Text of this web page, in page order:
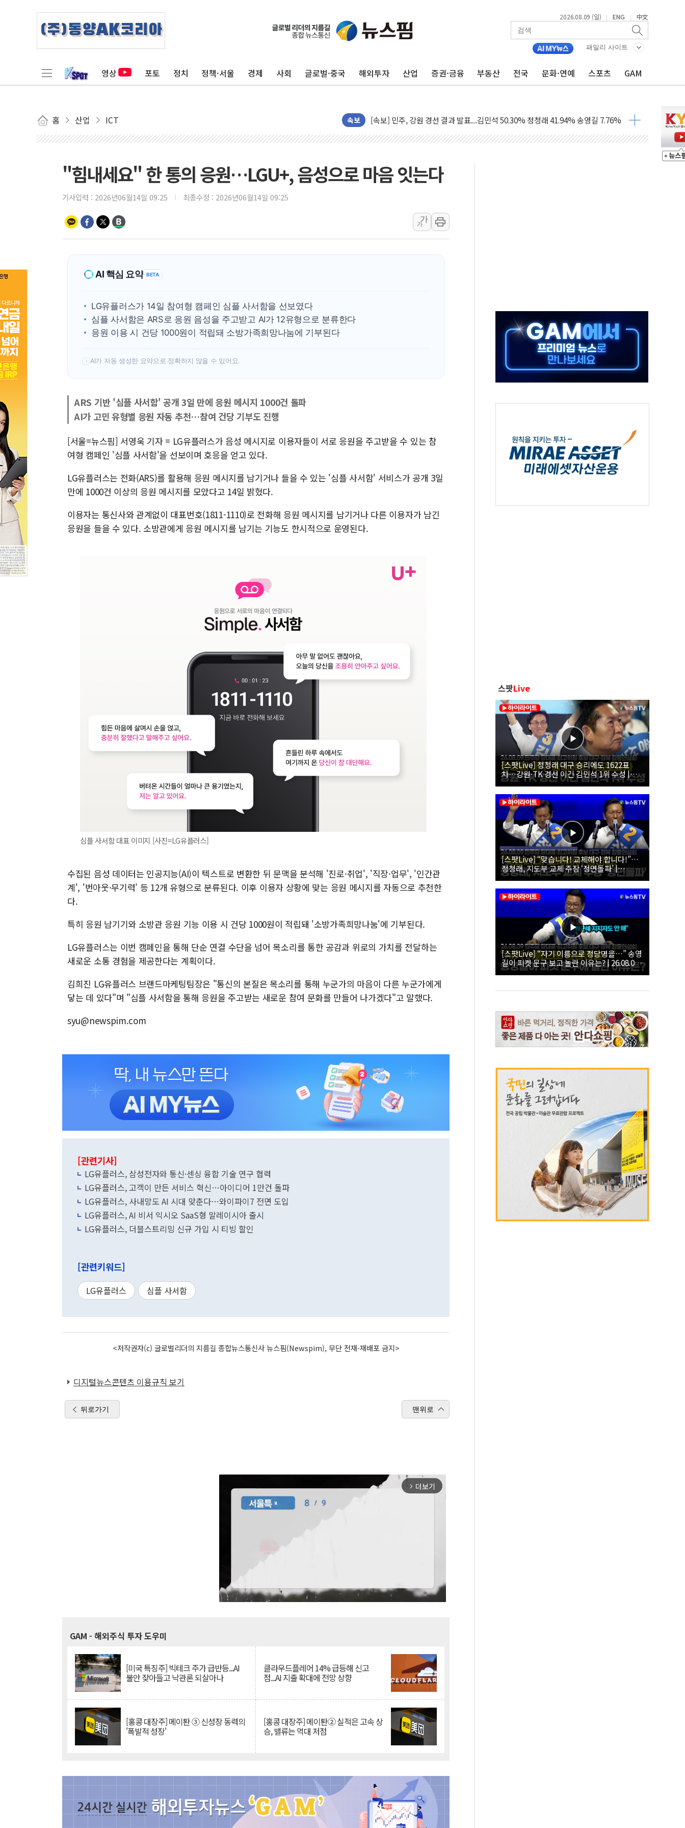
2026.08.09 (일) | ENG | 中文
패밀리 사이트
영상 포토 정치 정책·서울 경제 사회 글로벌·중국 해외투자 산업 증권·금융 부동산 전국 문화·연예 스포츠 GAM
홈 산업 ICT 속보
인천서 말다툼 중 어머니 살해 10대 구속…범행 후 반려견도 죽여
[속보] 민주, 강원·대구·경북 경선 결과...김민석 48.54% 정청래 44.40%
[속보] 민주, 경북 경선 결과 발표...김민석 47.37% 정청래 45.71% 송영길 6.92%
[속보] 민주, 강원 경선 결과 발표...김민석 50.30% 정청래 41.94% 송영길 7.76%
정재헌 CEO, SKT 장기고객 400명 맞이…"마음 잇는 시간 되길"
하나금융, 명동 소상공인에 '행복상자' 전달
인천시 광복절 현수막 '태극기 거꾸로' 논란…이틀만에 철거
홈플러스發 대형마트 판매, 역대 최대폭 감소한 9.4%↓…유통업계 양극화 심화
윤준병·이해민 의원, '정부 특사'로 콜롬비아 대통령 취임식 참석
'호우·산사태 주의보' 울진 시간당 30mm 강한 비...호우 피해 없어
여야, 황희 '버스 하우스' 공방…野 "청년 우롱 기괴" vs 與 "송구한 해프닝"
경인고속도로서 차량 4대 연쇄 추돌…7세 남아 등 4명 부상
"AI가 먼저 알아채고 고친다"…LG유플러스, AI 홈네트워크 구현 첫발
"힘내세요" 한 통의 응원…LGU+, 음성으로 마음 잇는다
기사입력 : 2026년06월14일 09:25 최종수정 : 2026년06월14일 09:25
가
가
AI 핵심 요약 BETA
LG유플러스가 14일 참여형 캠페인 심플 사서함을 선보였다
심플 사서함은 ARS로 응원 음성을 주고받고 AI가 12유형으로 분류한다
응원 이용 시 건당 1000원이 적립돼 소방가족희망나눔에 기부된다
! AI가 자동 생성한 요약으로 정확하지 않을 수 있어요.
ARS 기반 '심플 사서함' 공개 3일 만에 응원 메시지 1000건 돌파
AI가 고민 유형별 응원 자동 추천…참여 건당 기부도 진행
[서울=뉴스핌] 서영욱 기자 = LG유플러스가 음성 메시지로 이용자들이 서로 응원을 주고받을 수 있는 참
여형 캠페인 '심플 사서함'을 선보이며 호응을 얻고 있다.
LG유플러스는 전화(ARS)를 활용해 응원 메시지를 남기거나 들을 수 있는 '심플 사서함' 서비스가 공개 3일
만에 1000건 이상의 응원 메시지를 모았다고 14일 밝혔다.
이용자는 통신사와 관계없이 대표번호(1811-1110)로 전화해 응원 메시지를 남기거나 다른 이용자가 남긴
응원을 들을 수 있다. 소방관에게 응원 메시지를 남기는 기능도 한시적으로 운영된다.
심플 사서함 대표 이미지 [사진=LG유플러스]
수집된 음성 데이터는 인공지능(AI)이 텍스트로 변환한 뒤 문맥을 분석해 '진로·취업', '직장·업무', '인간관
계', '번아웃·무기력' 등 12개 유형으로 분류된다. 이후 이용자 상황에 맞는 응원 메시지를 자동으로 추천한
다.
특히 응원 남기기와 소방관 응원 기능 이용 시 건당 1000원이 적립돼 '소방가족희망나눔'에 기부된다.
LG유플러스는 이번 캠페인을 통해 단순 연결 수단을 넘어 목소리를 통한 공감과 위로의 가치를 전달하는
새로운 소통 경험을 제공한다는 계획이다.
김희진 LG유플러스 브랜드마케팅팀장은 "통신의 본질은 목소리를 통해 누군가의 마음이 다른 누군가에게
닿는 데 있다"며 "심플 사서함을 통해 응원을 주고받는 새로운 참여 문화를 만들어 나가겠다"고 말했다.
syu@newspim.com
[관련기사]
LG유플러스, 삼성전자와 통신·센싱 융합 기술 연구 협력
LG유플러스, 고객이 만든 서비스 혁신…아이디어 1만건 돌파
LG유플러스, 사내망도 AI 시대 맞춘다…와이파이7 전면 도입
LG유플러스, AI 비서 익시오 SaaS형 말레이시아 출시
LG유플러스, 더블스트리밍 신규 가입 시 티빙 할인
[관련키워드]
LG유플러스 심플 사서함
<저작권자(c) 글로벌리더의 지름길 종합뉴스통신사 뉴스핌(Newspim), 무단 전재-재배포 금지>
디지털뉴스콘텐츠 이용규칙 보기
뒤로가기 맨위로
arrow_forward_ios 더보기
GAM - 해외주식 투자 도우미
[미국 특징주] 빅테크 주가 급반등...AI
불안 잦아들고 낙관론 되살아나
클라우드플레어 14% 급등해 신고
점...AI 지출 확대에 전망 상향
[홍콩 대장주] 메이퇀 ③ 신성장 동력의
'폭발적 성장'
[홍콩 대장주] 메이퇀② 실적은 고속 상
승, 밸류는 역대 저점
스팟Live
[스팟Live] 정청래 대구 승리에도 1622표
차…강원·TK 경선 이긴 김민석 1위 수성 |
26.08.09 더불어민주당 당대표·최고위원 후
보 대구·경북 합동연설회
[스팟Live] “맞습니다! 교체해야 합니다!”…
정청래, 지도부 교체 주장 ‘정면돌파’ |
26.08.09 더불어민주당 당대표·최고위원 후
보 대구·경북 합동연설회
[스팟Live] “자기 이름으로 정당명을…” 송영
길이 피켓 문구 보고 놀란 이유는? | 26.08.09
더불어민주당 당대표·최고위원 후보 대구·경